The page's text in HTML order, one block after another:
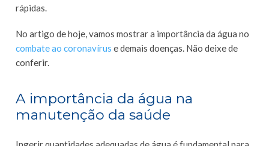
rápidas.
No artigo de hoje, vamos mostrar a importância da água no
combate ao coronavírus e demais doenças. Não deixe de
conferir.
A importância da água na
manutenção da saúde